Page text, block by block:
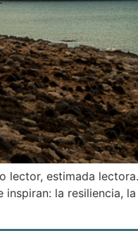
lector, estimada
la resiliencia,